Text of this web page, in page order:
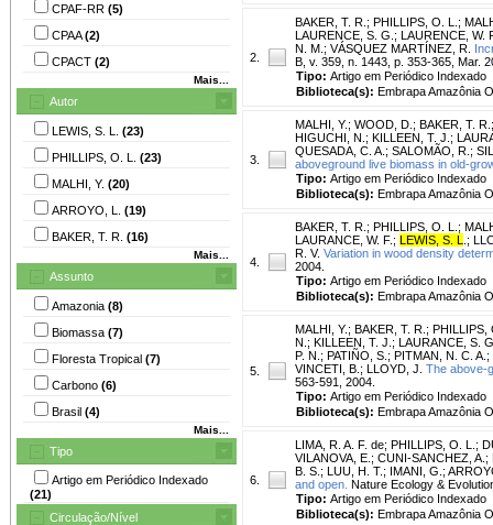
CPAF-RR (5)
CPAA(2)
CPACT (2)
Mais...
Autor
LEWIS, S. L. (23)
PHILLIPS, O. L. (23)
MALHI, Y. (20)
ARROYO, L. (19)
BAKER, T. R. (16)
Mais...
Assunto
Amazonia (8)
Biomassa (7)
Floresta Tropical (7)
Carbono (6)
Brasil (4)
Mais...
Tipo
Artigo em Periódico Indexado
(21)
Circulação/Nível
2.
BAKER, T. R. ; PHILLIPS, O. L. ;
LAURENCE, S. G. ; LAURENCE, W.
N. M. ; VÁSQUEZ MARTÍNEZ, R.
B, v. 359, n. 1443, p. 353-365, Mar.
Tipo: Artigo em Periódico Indexado
Biblioteca(s): Embrapa Amazônia
3.
MALHI, Y. ; WOOD, D. ; BAKER, T. R.
HIGUCHI, N. ; KILLEEN, T. J. ;
QUESADA, C. A. ; SALOMÃO, R. ;
aboveground live biomass in old-
Tipo: Artigo em Periódico Indexado
Biblioteca(s): Embrapa Amazônia
4.
BAKER, T. R. ; PHILLIPS, O. L. ;
LAURANCE, W. F. ; LEWIS, S. L ;
R. V. Variation in wood density
2004.
Tipo: Artigo em Periódico Indexado
Biblioteca(s): Embrapa Amazônia
5.
MALHI, Y. ; BAKER, T. R. ; PHILLIPS,
N. ; KILLEEN, T. J. ; LAURANCE, S.
P. N. ; PATIÑO, S. ; PITMAN, N. C. A. ;
VINCETI, B. ; LLOYD, J. The above-
563-591, 2004.
Tipo: Artigo em Periódico Indexado
Biblioteca(s): Embrapa Amazônia
6.
LIMA, R. A. F. de; PHILLIPS, O. L. ;
VILANOVA, E. ; CUNI-SANCHEZ, A. ;
B. S. ; LUU, H. T. ; IMANI, G. ;
and open. Nature Ecology &
Tipo: Artigo em Periódico Indexado
Biblioteca(s): Embrapa Amazônia